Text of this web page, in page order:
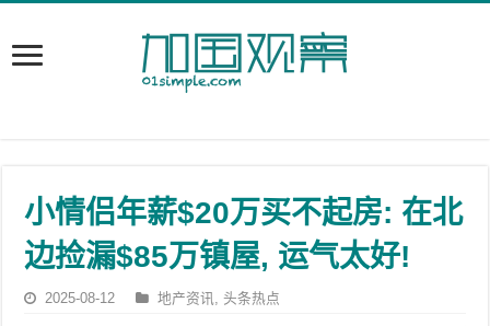
小情侣年薪$20万买不起房: 在北
边捡漏$85万镇屋, 运气太好!
2025-08-12 地产资讯,头条热点